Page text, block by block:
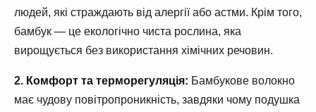
людей, які страждають від алергії або астми. Крім того,
бамбук — це екологічно чиста рослина, яка
вирощується без використання хімічних речовин.
2. Комфорт та терморегуляція: Бамбукове волокно
має чудову повітропроникність, завдяки чому подушка